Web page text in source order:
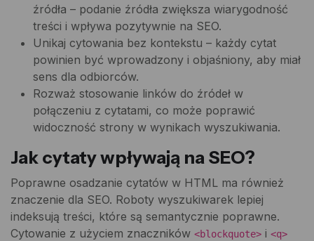
źródła – podanie źródła zwiększa wiarygodność
treści i wpływa pozytywnie na SEO.
Unikaj cytowania bez kontekstu – każdy cytat
powinien być wprowadzony i objaśniony, aby miał
sens dla odbiorców.
Rozważ stosowanie linków do źródeł w
połączeniu z cytatami, co może poprawić
widoczność strony w wynikach wyszukiwania.
Jak cytaty wpływają na SEO?
Poprawne osadzanie cytatów w HTML ma również
znaczenie dla SEO. Roboty wyszukiwarek lepiej
indeksują treści, które są semantycznie poprawne.
Cytowanie z użyciem znaczników <blockquote> i <q>